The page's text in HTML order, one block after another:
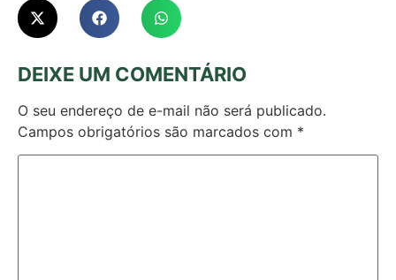
DEIXE UM COMENTÁRIO
O seu endereço de e-mail não será publicado.
Campos obrigatórios são marcados com *